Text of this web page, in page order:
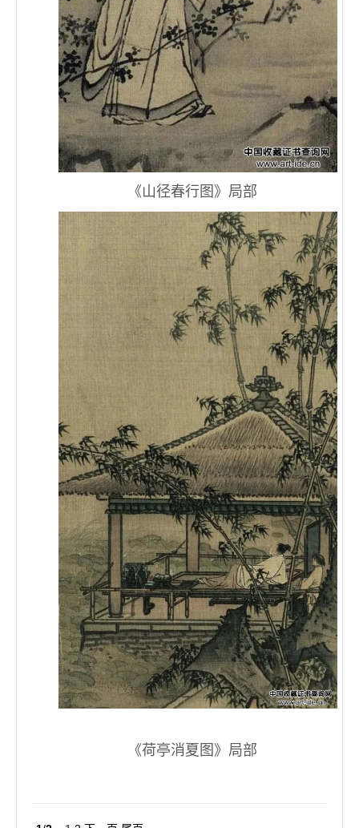
《山径春行图》局部
《荷亭消夏图》局部